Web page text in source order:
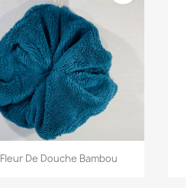
Aperçu rapide
Fleur De Douche Bambou